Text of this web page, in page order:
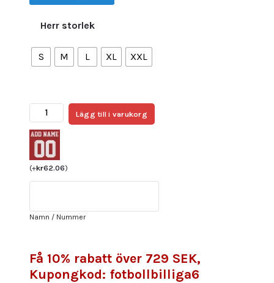
Herr storlek
S M L XL XXL
Billiga Fotbollströjor
Herr
Newcastle
United
Bortatröja
2024/25
Guimaraes
Lägg till i varukorg
(+kr62.06)
Namn / Nummer
Få 10% rabatt över 729 SEK,
Kupongkod: fotbollbilliga6